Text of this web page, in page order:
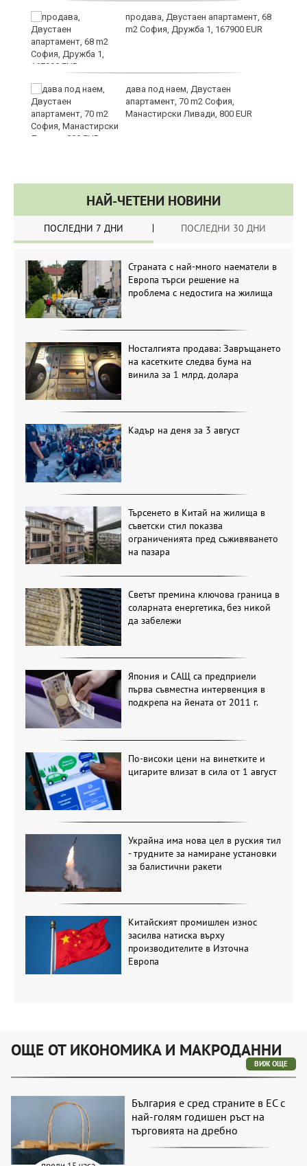
продава, Двустаен апартамент, 68
m2 София, Дружба 1, 167900 EUR
дава под наем, Двустаен
апартамент, 70 m2 София,
Манастирски Ливади, 800 EUR
НАЙ-ЧЕТЕНИ НОВИНИ
ПОСЛЕДНИ 7 ДНИ ПОСЛЕДНИ 30 ДНИ
Страната с най-много наематели в
Европа търси решение на
проблема с недостига на жилища
Носталгията продава: Завръщането
на касетките следва бума на
винила за 1 млрд. долара
Кадър на деня за 3 август
Търсенето в Китай на жилища в
съветски стил показва
ограниченията пред съживяването
на пазара
Светът премина ключова граница в
соларната енергетика, без никой
да забележи
Япония и САЩ са предприели
първа съвместна интервенция в
подкрепа на йената от 2011 г.
По-високи цени на винетките и
цигарите влизат в сила от 1 август
Украйна има нова цел в руския тил
- трудните за намиране установки
за балистични ракети
Китайският промишлен износ
засилва натиска върху
производителите в Източна
Европа
ОЩЕ ОТ ИКОНОМИКА И МАКРОДАННИ
ВИЖ ОЩЕ
България е сред страните в ЕС с
най-голям годишен ръст на
търговията на дребно